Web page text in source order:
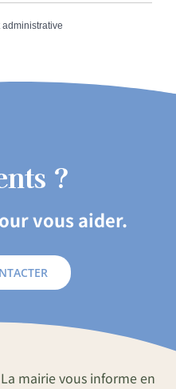
?
vous aider.
La mairie vous informe en